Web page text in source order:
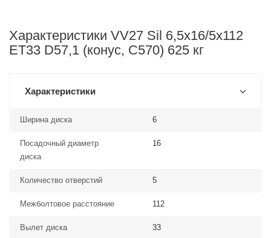
Характеристики VV27 Sil 6,5x16/5x112
ET33 D57,1 (конус, C570) 625 кг
Характеристики
Ширина диска 6
Посадочный диаметр
диска
16
Количество отверстий 5
Межболтовое расстояние 112
Вылет диска 33